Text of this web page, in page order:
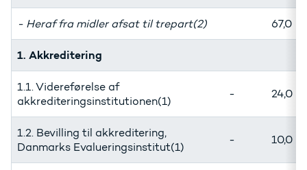
- Heraf fra midler afsat til trepart(2) 67,0
1. Akkreditering
1.1. Videreførelse af
akkrediteringsinstitutionen(1)
- 24,0
1.2. Bevilling til akkreditering,
Danmarks Evalueringsinstitut(1)
- 10,0